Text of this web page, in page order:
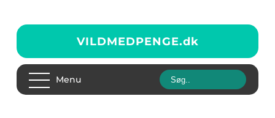
VILDMEDPENGE.dk
Menu